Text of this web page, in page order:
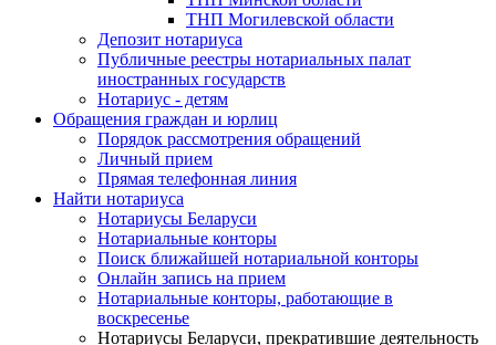
ТНП Могилевской области
Депозит нотариуса
Публичные реестры нотариальных палат
иностранных государств
Нотариус - детям
Обращения граждан и юрлиц
Порядок рассмотрения обращений
Личный прием
Прямая телефонная линия
Найти нотариуса
Нотариусы Беларуси
Нотариальные конторы
Поиск ближайшей нотариальной конторы
Онлайн запись на прием
Нотариальные конторы, работающие в
воскресенье
Нотариусы Беларуси, прекратившие деятельность